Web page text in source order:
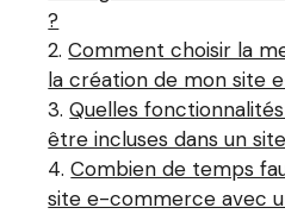
?
Comment choisir la
la création de mon site
Quelles
être incluses dans un
Combien de temps
site e-commerce avec